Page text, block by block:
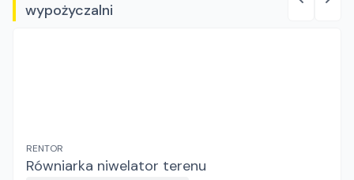
wypożyczalni
RENTOR
Równiarka niwelator terenu